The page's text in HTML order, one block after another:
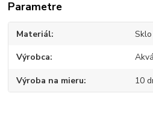
Parametre
Materiál Sklo
Výrobca
Výroba na mieru 10